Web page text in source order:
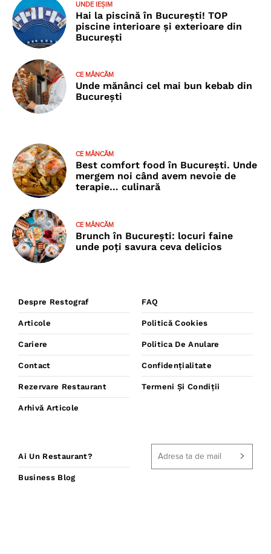
UNDE IEȘIM
Hai la piscină în București! TOP
piscine interioare și exterioare din
București
CE MÂNCĂM
Unde mănânci cel mai bun kebab din
București
CE MÂNCĂM
Best comfort food în București. Unde
mergem noi când avem nevoie de
terapie… culinară
CE MÂNCĂM
Brunch în București: locuri faine
unde poţi savura ceva delicios
Despre Restograf
Articole
Cariere
Contact
Rezervare Restaurant
Arhivă Articole
FAQ
Politică Cookies
Politica De Anulare
Confidențialitate
Termeni Și Condiții
Ai Un Restaurant?
Business Blog